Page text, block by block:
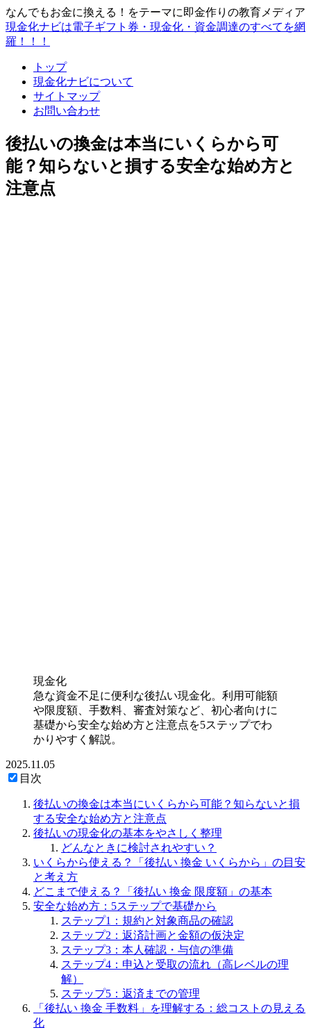
なんでもお金に換える！をテーマに即金作りの教育メディア
現金化ナビは電子ギフト券・現金化・資金調達のすべてを網
羅！！！
トップ
現金化ナビについて
サイトマップ
お問い合わせ
後払いの換金は本当にいくらから可
能？知らないと損する安全な始め方と
注意点
現金化
急な資金不足に便利な後払い現金化。利用可能額
や限度額、手数料、審査対策など、初心者向けに
基礎から安全な始め方と注意点を5ステップでわ
かりやすく解説。
2025.11.05
目次
後払いの換金は本当にいくらから可能？知らないと損
する安全な始め方と注意点
後払いの現金化の基本をやさしく整理
どんなときに検討されやすい？
いくらから使える？「後払い 換金 いくらから」の目安
と考え方
どこまで使える？「後払い 換金 限度額」の基本
安全な始め方：5ステップで基礎から
ステップ1：規約と対象商品の確認
ステップ2：返済計画と金額の仮決定
ステップ3：本人確認・与信の準備
ステップ4：申込と受取の流れ（高レベルの理
解）
ステップ5：返済までの管理
「後払い 換金 手数料」を理解する：総コストの見える
化